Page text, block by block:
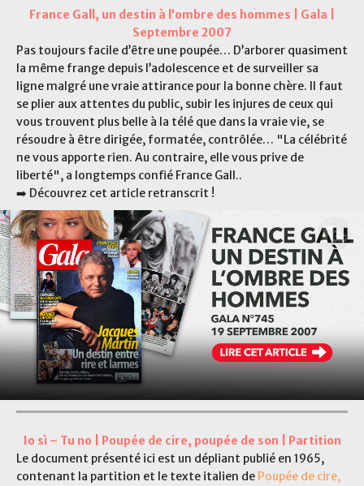
France Gall, un destin à l’ombre des hommes | Gala |
Septembre 2007
Pas toujours facile d’être une poupée… D’arborer quasiment
la même frange depuis l’adolescence et de surveiller sa
ligne malgré une vraie attirance pour la bonne chère. Il faut
se plier aux attentes du public, subir les injures de ceux qui
vous trouvent plus belle à la télé que dans la vraie vie, se
résoudre à être dirigée, formatée, contrôlée… "La célébrité
ne vous apporte rien. Au contraire, elle vous prive de
liberté", a longtemps confié France Gall..
➡️ Découvrez cet article retranscrit !
Io sì – Tu no | Poupée de cire, poupée de son | Partition
Le document présenté ici est un dépliant publié en 1965,
contenant la partition et le texte italien de Poupée de cire,